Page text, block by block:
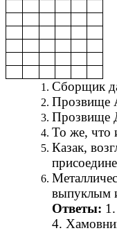
Сборщик
Прозвище
Прозвище
То же, что
Казак,
выпуклым
Ответы:
4.